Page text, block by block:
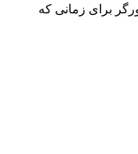
برای زمانی که